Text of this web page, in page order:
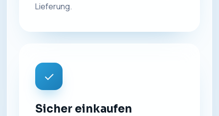
Lieferung.
✓
Sicher einkaufen